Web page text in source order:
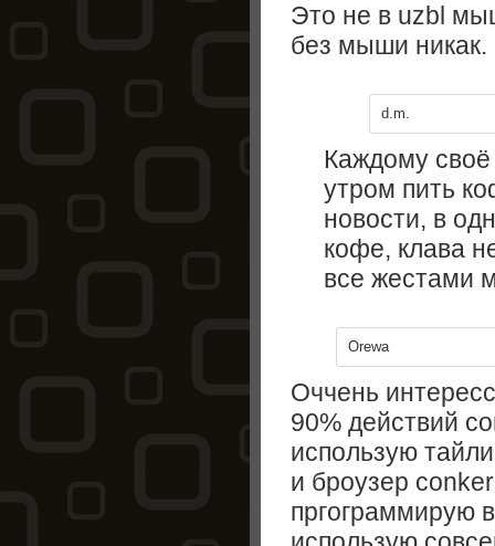
Это не в uzbl
без мыши никак.
d.m.
Каждому
утром пить
новости, в
кофе, клава
все жестами
Orewa
Оччень
90% действий
использую
и броузер
пргограммирую